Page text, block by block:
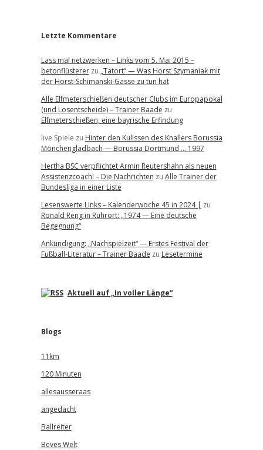
Letzte Kommentare
Lass mal netzwerken – Links vom 5. Mai 2015 –
betonflüstererzu „Tatort“ — Was Horst Szymaniak mit
der Horst-Schimanski-Gasse zu tun hat
Alle Elfmeterschießen deutscher Clubs im Europapokal
(und Losentscheide) – Trainer Baade zu
Elfmeterschießen, eine bayrische Erfindung
live Spiele zu Hinter den Kulissen des Knallers Borussia
Mönchengladbach — Borussia Dortmund … 1997
Hertha BSC verpflichtet Armin Reutershahn als neuen
Assistenzcoach! – Die Nachrichten zu Alle Trainer der
Bundesliga in einer Liste
Lesenswerte Links – Kalenderwoche 45 in 2024 | zu
Ronald Reng in Ruhrort: „1974 — Eine deutsche
Begegnung“
Ankündigung: „Nachspielzeit“ — Erstes Festival der
Fußball-Literatur – Trainer Baade zu Lesetermine
Aktuell auf „In voller Länge“
Blogs
11km
120 Minuten
allesausseraas
angedacht
Ballreiter
Beves Welt